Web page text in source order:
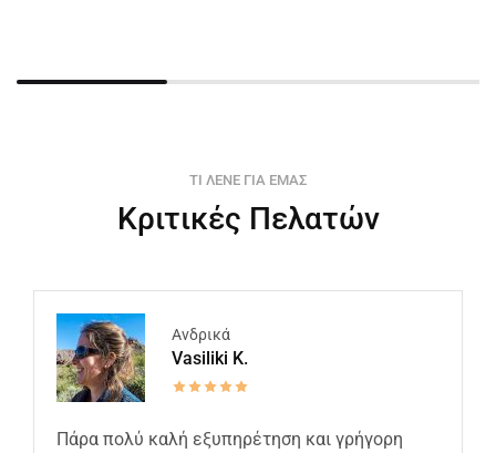
ΤΙ ΛΕΝΕ ΓΙΑ ΕΜΑΣ
Κριτικές Πελατών
Ανδρικά
Vasiliki K.
Πάρα πολύ καλή εξυπηρέτηση και γρήγορη